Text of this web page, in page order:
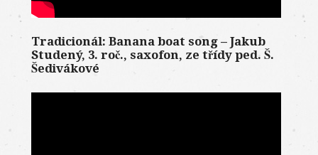
Tradicionál: Banana boat song – Jakub
Studený, 3. roč., saxofon, ze třídy ped. Š.
Šedivákové